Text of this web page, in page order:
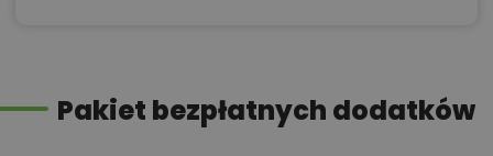
Pakiet bezpłatnych dodatków